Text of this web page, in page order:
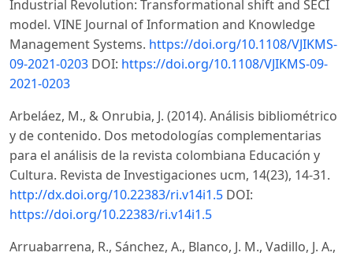
Industrial Revolution: Transformational shift and SECI
model. VINE Journal of Information and Knowledge
Management Systems. https://doi.org/10.1108/VJIKMS-
09-2021-0203 DOI: https://doi.org/10.1108/VJIKMS-09-
2021-0203
Arbeláez, M., & Onrubia, J. (2014). Análisis bibliométrico
y de contenido. Dos metodologías complementarias
para el análisis de la revista colombiana Educación y
Cultura. Revista de Investigaciones ucm, 14(23), 14-31.
http://dx.doi.org/10.22383/ri.v14i1.5 DOI:
https://doi.org/10.22383/ri.v14i1.5
Arruabarrena, R., Sánchez, A., Blanco, J. M., Vadillo, J. A.,